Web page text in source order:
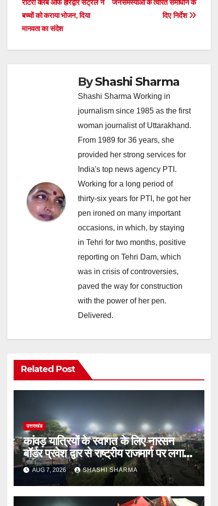
जनसमस्याओं के त्वरित समाधान के
दिए निर्देश
रोटरी क्लब ऑफ हरिद्वार सेंट्रल ने
बच्चों को कराया भोजन, दिया
मानवता का संदेश
ByShashi Sharma
Shashi Sharma Working in
journalism since 1985 as the first
woman journalist of Uttarakhand.
From 1989 for 36 years, she
provided her strong services for
India's top news agency PTI.
Working for a long period of
thirty-six years for PTI, he got her
pen ironed on many important
occasions, in which, by staying
in Tehri for two months, positive
reporting on Tehri Dam, which
was in crisis of controversies,
paved the way for construction
with the power of her pen.
Delivered.
Related Post
उत्तराखंड
कांवड़ यात्रियों के स्वागत के लिए नारसन
बॉर्डर प्रवेश द्वार से राष्ट्रीय राजमार्ग पर लगाई
गई रंगीन एलईडी लाइटें
AUG 7, 2026 SHASHI SHARMA